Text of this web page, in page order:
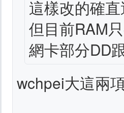
這樣改的確
但目前RAM
網卡部分DD
wchpei大這兩